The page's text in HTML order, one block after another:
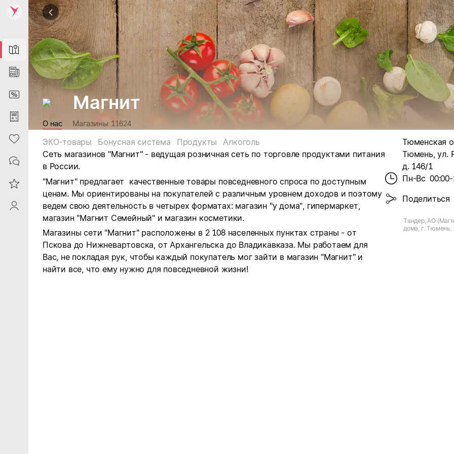
Map
News
DiscountCard
Purchases
Heart
Contacts
Reviews
ProfileSaby
Магнит
О нас Магазины 11624
ЭКО-товары Бонусная система Продукты
Алкоголь
Сеть магазинов "Магнит" - ведущая розничная сеть по торговле продуктами питания
в России.
"Магнит" предлагает качественные товары повседневного спроса по доступным
ценам. Мы ориентированы на покупателей с различным уровнем доходов и поэтому
ведем свою деятельность в четырех форматах: магазин "у дома", гипермаркет,
магазин "Магнит Семейный" и магазин косметики.
Магазины сети "Магнит" расположены в 2 108 населенных пунктах страны - от
Пскова до Нижневартовска, от Архангельска до Владикавказа. Мы работаем для
Вас, не покладая рук, чтобы каждый покупатель мог зайти в магазин "Магнит" и
найти все, что ему нужно для повседневной жизни!
Тюменская
Тюмень, ул.
д. 146/1
Пн-Вс
Поделиться
Тандер, АО
дома, г. Тюмень,